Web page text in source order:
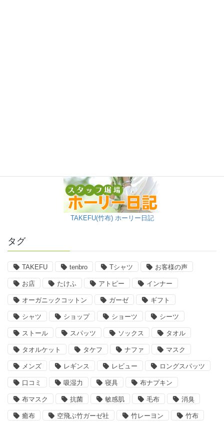
TAKEFU(竹布) ホーリー日記
タグ
TAKEFU tenbro Tシャツ お客様の声
お店 たけふ アトピー インナー
オーガニックコットン ガーゼ ギフト
シャツ ショップ ショーツ シーツ
ストール スパッツ ソックス タオル
タオルケット タケフ ナファ マスク
メンズ レギンス レビュー ロングスパッツ
口コミ 吸湿力 寝具 布ナプキン
布マスク 抗菌 敏感肌 毛布 消臭
癒布 空飛ぶ竹ガーゼ社 竹レーヨン 竹布